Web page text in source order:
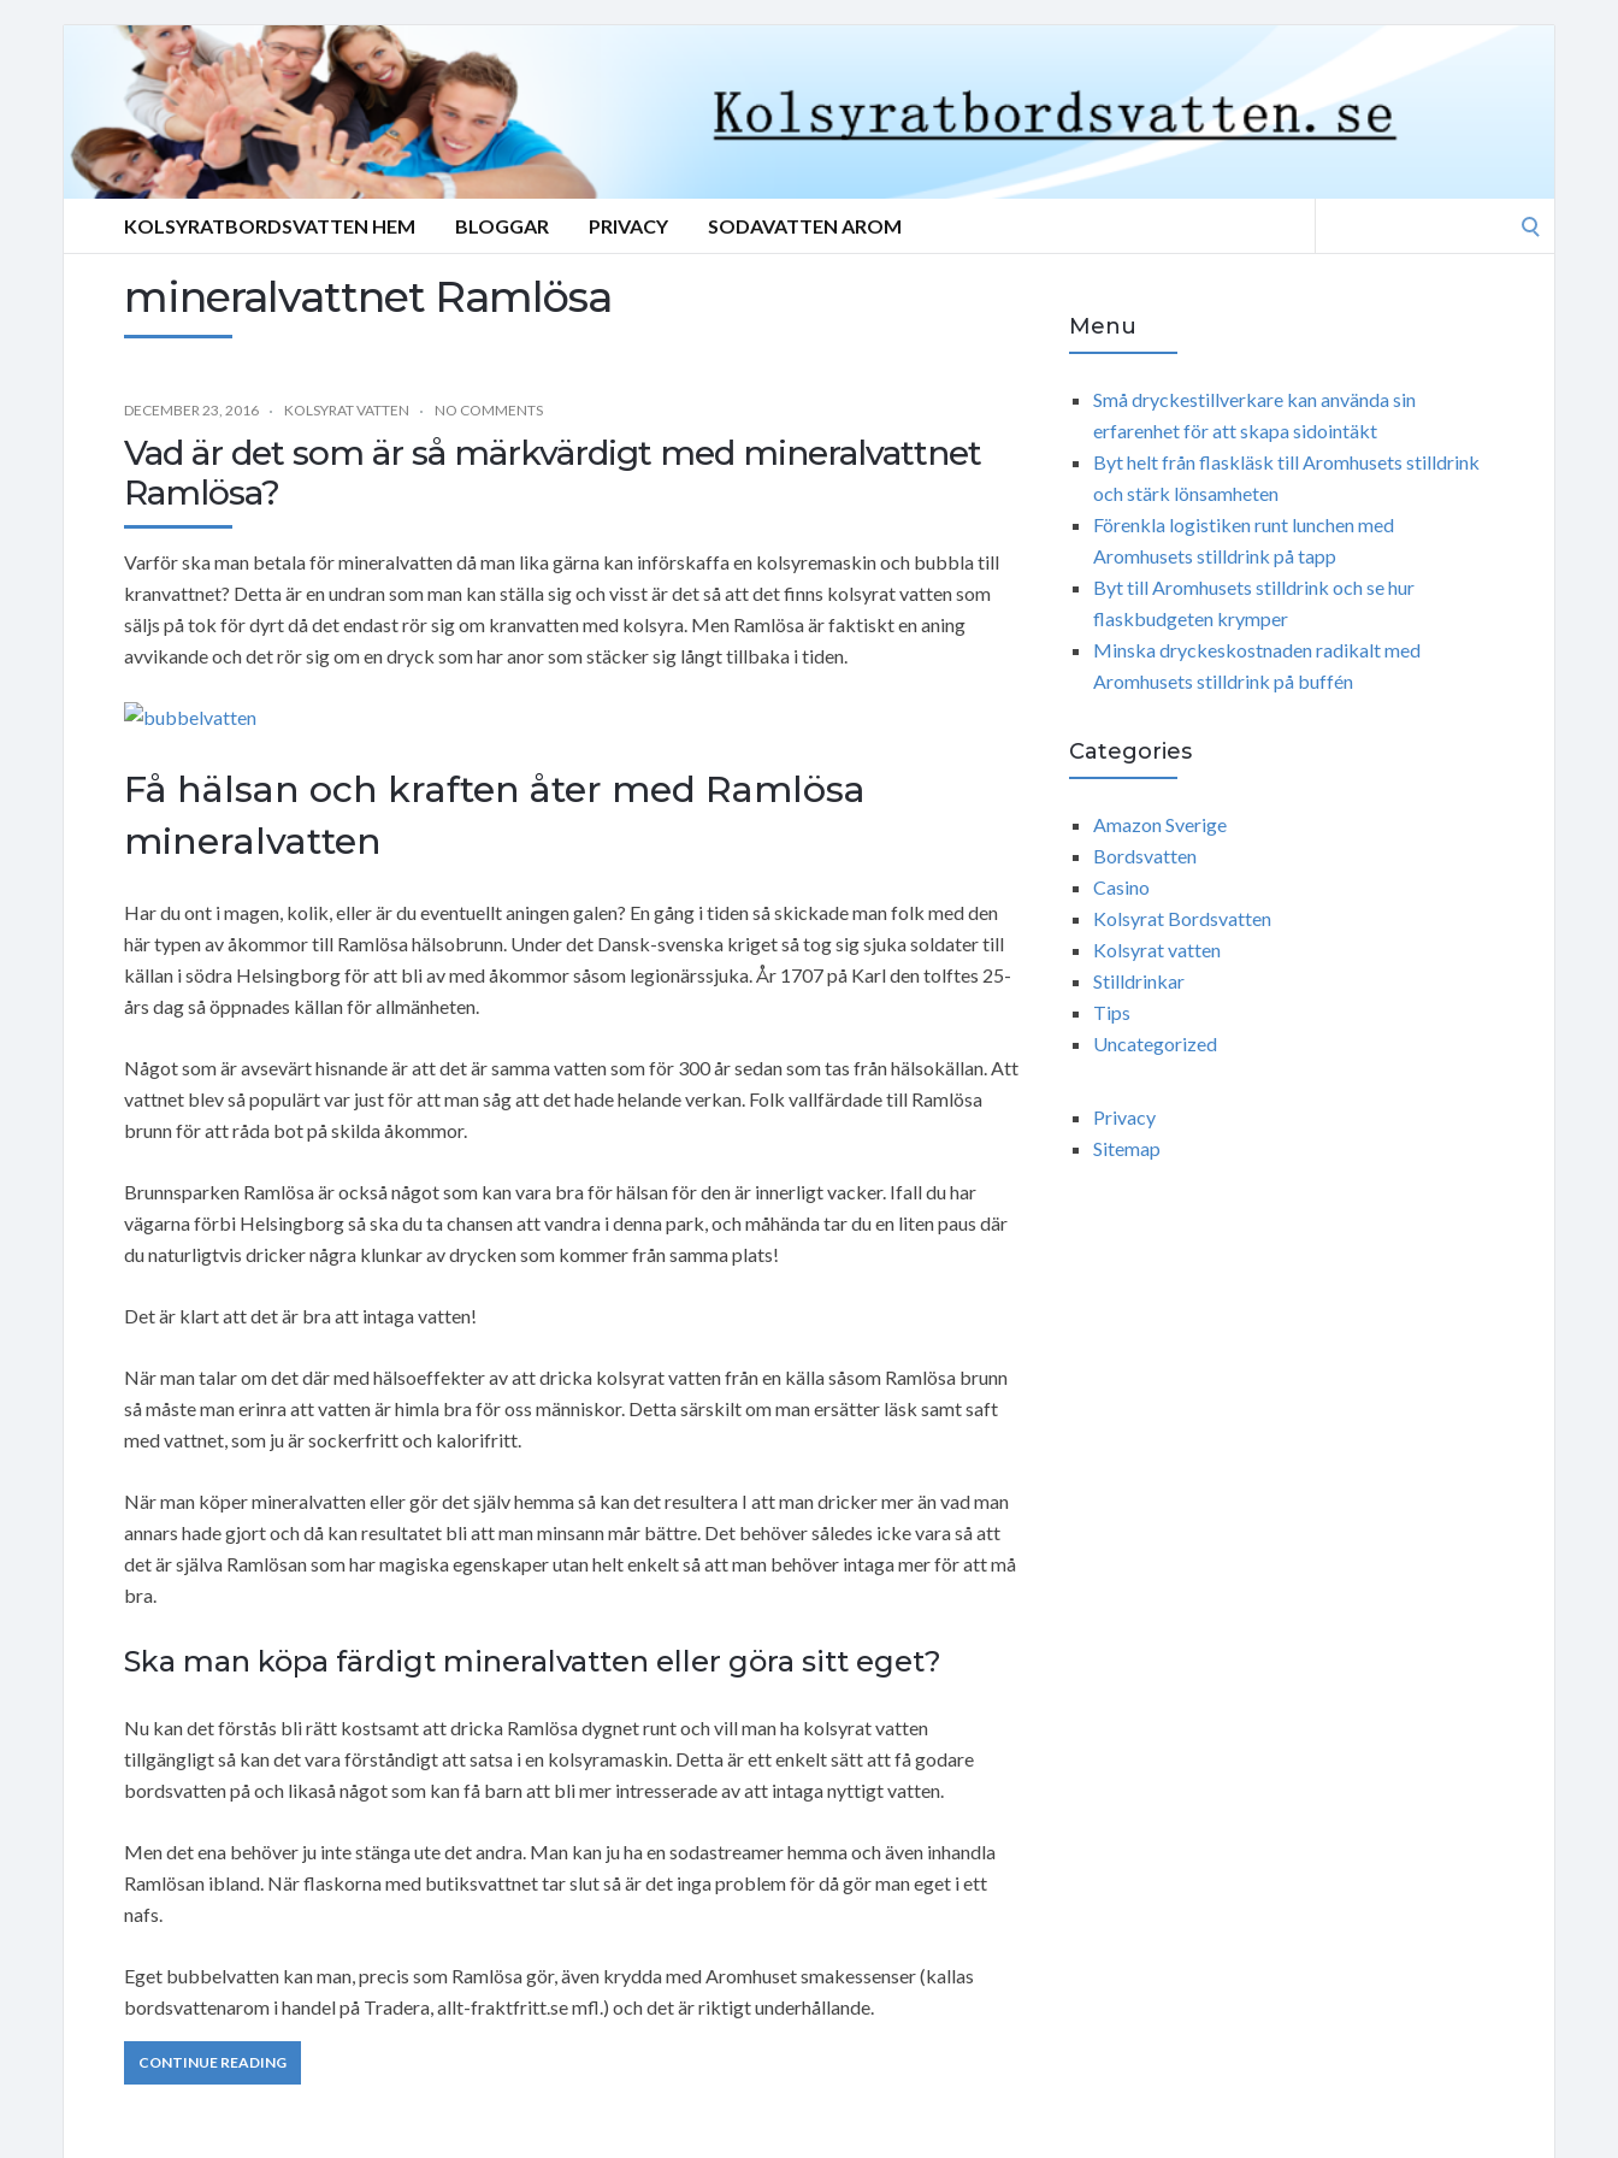
KOLSYRATBORDSVATTEN HEM BLOGGAR PRIVACY SODAVATTEN AROM
mineralvattnet Ramlösa
DECEMBER 23, 2016 KOLSYRAT VATTEN NO COMMENTS
Vad är det som är så märkvärdigt med mineralvattnet
Ramlösa?
Varför ska man betala för mineralvatten då man lika gärna kan införskaffa en kolsyremaskin och bubbla till
kranvattnet? Detta är en undran som man kan ställa sig och visst är det så att det finns kolsyrat vatten som
säljs på tok för dyrt då det endast rör sig om kranvatten med kolsyra. Men Ramlösa är faktiskt en aning
avvikande och det rör sig om en dryck som har anor som stäcker sig långt tillbaka i tiden.
Få hälsan och kraften åter med Ramlösa
mineralvatten
Har du ont i magen, kolik, eller är du eventuellt aningen galen? En gång i tiden så skickade man folk med den
här typen av åkommor till Ramlösa hälsobrunn. Under det Dansk-svenska kriget så tog sig sjuka soldater till
källan i södra Helsingborg för att bli av med åkommor såsom legionärssjuka. År 1707 på Karl den tolftes 25-
års dag så öppnades källan för allmänheten.
Något som är avsevärt hisnande är att det är samma vatten som för 300 år sedan som tas från hälsokällan. Att
vattnet blev så populärt var just för att man såg att det hade helande verkan. Folk vallfärdade till Ramlösa
brunn för att råda bot på skilda åkommor.
Brunnsparken Ramlösa är också något som kan vara bra för hälsan för den är innerligt vacker. Ifall du har
vägarna förbi Helsingborg så ska du ta chansen att vandra i denna park, och måhända tar du en liten paus där
du naturligtvis dricker några klunkar av drycken som kommer från samma plats!
Det är klart att det är bra att intaga vatten!
När man talar om det där med hälsoeffekter av att dricka kolsyrat vatten från en källa såsom Ramlösa brunn
så måste man erinra att vatten är himla bra för oss människor. Detta särskilt om man ersätter läsk samt saft
med vattnet, som ju är sockerfritt och kalorifritt.
När man köper mineralvatten eller gör det själv hemma så kan det resultera I att man dricker mer än vad man
annars hade gjort och då kan resultatet bli att man minsann mår bättre. Det behöver således icke vara så att
det är själva Ramlösan som har magiska egenskaper utan helt enkelt så att man behöver intaga mer för att må
bra.
Ska man köpa färdigt mineralvatten eller göra sitt eget?
Nu kan det förstås bli rätt kostsamt att dricka Ramlösa dygnet runt och vill man ha kolsyrat vatten
tillgängligt så kan det vara förståndigt att satsa i en kolsyramaskin. Detta är ett enkelt sätt att få godare
bordsvatten på och likaså något som kan få barn att bli mer intresserade av att intaga nyttigt vatten.
Men det ena behöver ju inte stänga ute det andra. Man kan ju ha en sodastreamer hemma och även inhandla
Ramlösan ibland. När flaskorna med butiksvattnet tar slut så är det inga problem för då gör man eget i ett
nafs.
Eget bubbelvatten kan man, precis som Ramlösa gör, även krydda med Aromhuset smakessenser (kallas
bordsvattenarom i handel på Tradera, allt-fraktfritt.se mfl.) och det är riktigt underhållande.
CONTINUE READING
Menu
Små dryckestillverkare kan använda sin
erfarenhet för att skapa sidointäkt
Byt helt från flaskläsk till Aromhusets stilldrink
och stärk lönsamheten
Förenkla logistiken runt lunchen med
Aromhusets stilldrink på tapp
Byt till Aromhusets stilldrink och se hur
flaskbudgeten krymper
Minska dryckeskostnaden radikalt med
Aromhusets stilldrink på buffén
Categories
Amazon Sverige
Bordsvatten
Casino
Kolsyrat Bordsvatten
Kolsyrat vatten
Stilldrinkar
Tips
Uncategorized
Privacy
Sitemap